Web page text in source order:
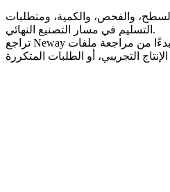
السطح، والفحص، والكمية، ومتطلبات
التسليم في مسار التصنيع النهائي.